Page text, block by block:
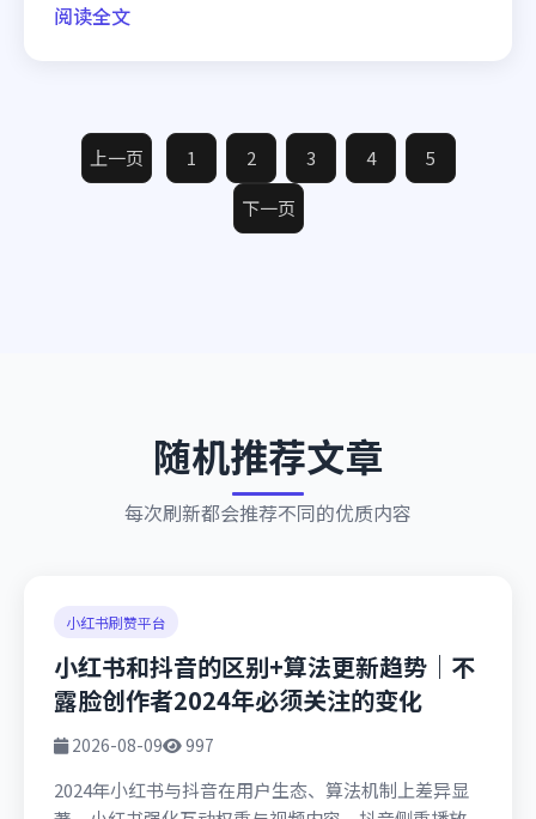
阅读全文
上一页 1 2 3 4
5
下一页
随机推荐文章
每次刷新都会推荐不同的优质内容
小红书刷赞平台
小红书和抖音的区别+算法更新趋势｜不
露脸创作者2024年必须关注的变化
2026-08-09 997
2024年小红书与抖音在用户生态、算法机制上差异显